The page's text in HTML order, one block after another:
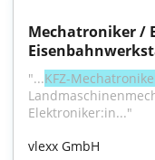
Mechatroniker /
"...KFZ-
Elektroniker:in..."
vlexx GmbH